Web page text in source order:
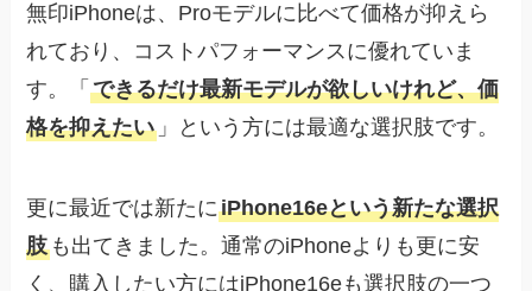
無印iPhoneは、Proモデルに比べて価格が抑えら
れており、コストパフォーマンスに優れていま
す。「できるだけ最新モデルが欲しいけれど、価
格を抑えたい 」という方には最適な選択肢です。
更に最近では新たにiPhone16eという新たな選択
肢 も出てきました。通常のiPhoneよりも更に安
く、購入したい方にはiPhone16eも選択肢の一つ